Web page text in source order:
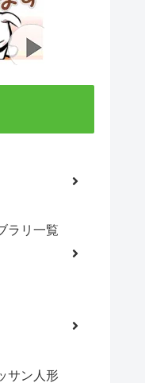
ラリ一覧
サン人形